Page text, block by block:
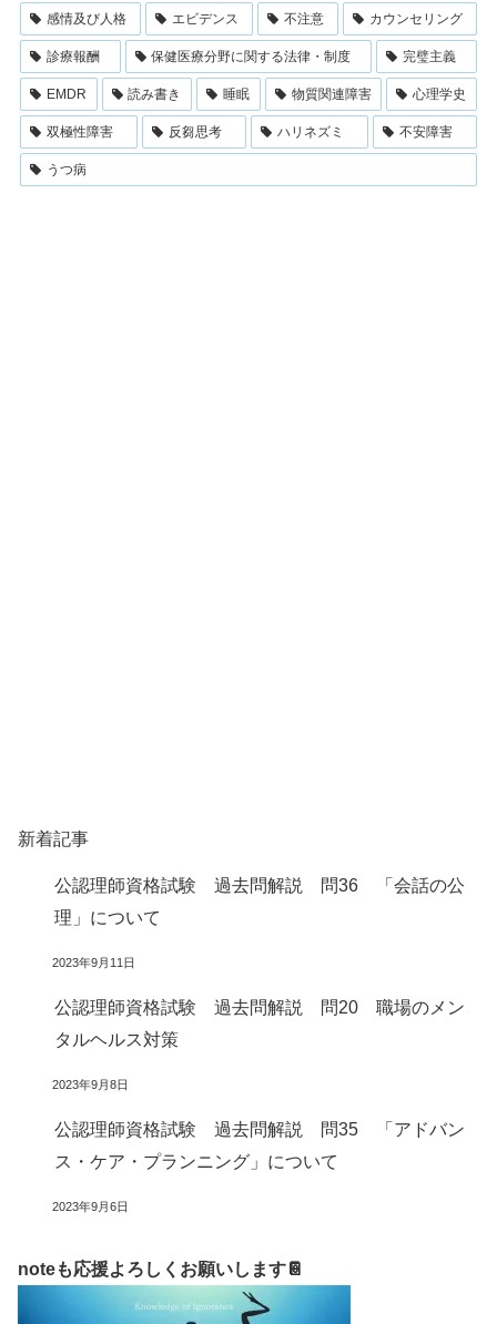
感情及び人格 エビデンス 不注意 カウンセリング
診療報酬 保健医療分野に関する法律・制度 完璧主義
EMDR 読み書き 睡眠 物質関連障害 心理学史
双極性障害 反芻思考 ハリネズミ 不安障害
うつ病
新着記事
公認理師資格試験 過去問解説 問36 「会話の公
理」について
2023年9月11日
公認理師資格試験 過去問解説 問20 職場のメン
タルヘルス対策
2023年9月8日
公認理師資格試験 過去問解説 問35 「アドバン
ス・ケア・プランニング」について
2023年9月6日
noteも応援よろしくお願いします📔